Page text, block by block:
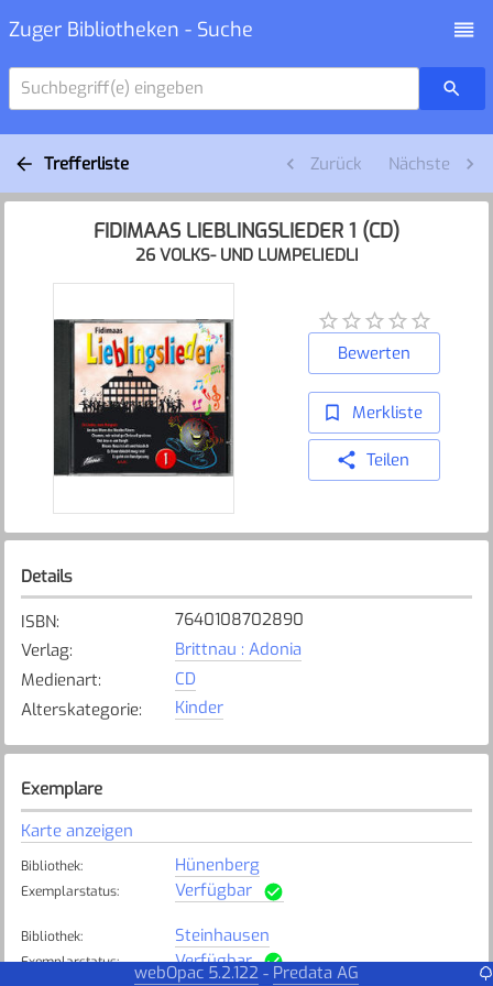
Zuger Bibliotheken - Suche
Suchbegriff(e) eingeben
Trefferliste Zurück Nächste
FIDIMAAS LIEBLINGSLIEDER 1 (CD)
26 VOLKS- UND LUMPELIEDLI
Bewerten
Merkliste
Teilen
Details
ISBN:
7640108702890
Verlag:
Brittnau : Adonia
Medienart:
CD
Alterskategorie: Kinder
Exemplare
Karte anzeigen
Bibliothek: Hünenberg
Exemplarstatus: Verfügbar
Bibliothek: Steinhausen
Exemplarstatus: Verfügbar
webOpac 5.2.122 - Predata AG